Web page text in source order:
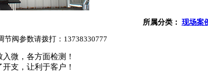
所属分类： 现场案
阀参数请拨打：13738330777
微，各方面检测！
支，让利于客户！